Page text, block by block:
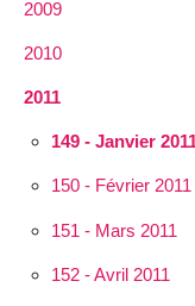
2009
2010
2011
149 - Janvier
150 - Février 2011
151 - Mars 2011
152 - Avril 2011